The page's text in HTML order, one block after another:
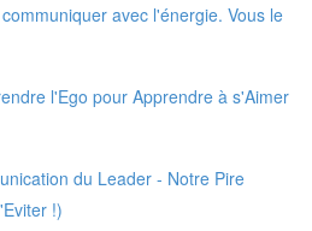
avec l'énergie. Vous le
l'Ego pour Apprendre à s'Aimer
du Leader - Notre Pire
!)